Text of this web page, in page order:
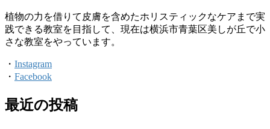
植物の力を借りて皮膚を含めたホリスティックなケアまで実
践できる教室を目指して、現在は横浜市青葉区美しが丘で小
さな教室をやっています。
・ Instagram
・ Facebook
最近の投稿